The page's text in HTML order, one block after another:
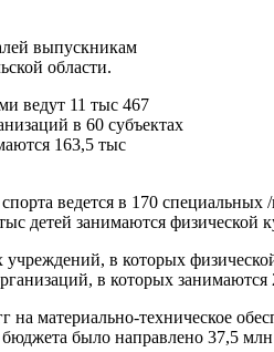
выпускникам
области.
ведут 11 тыс 467
в 60 субъектах
163,5 тыс
ведется в 170
детей занимаются физической
в которых
в которых
на материально-техническое
было направлено 37,5